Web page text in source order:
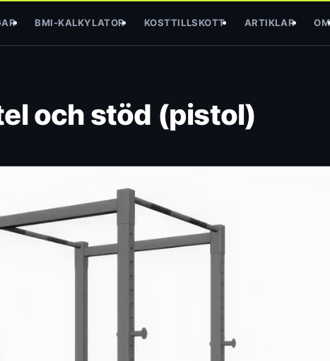
BMI-KALKYLATOR KOSTTILLSKOTT ARTIKLAR OM
och stöd (pistol)